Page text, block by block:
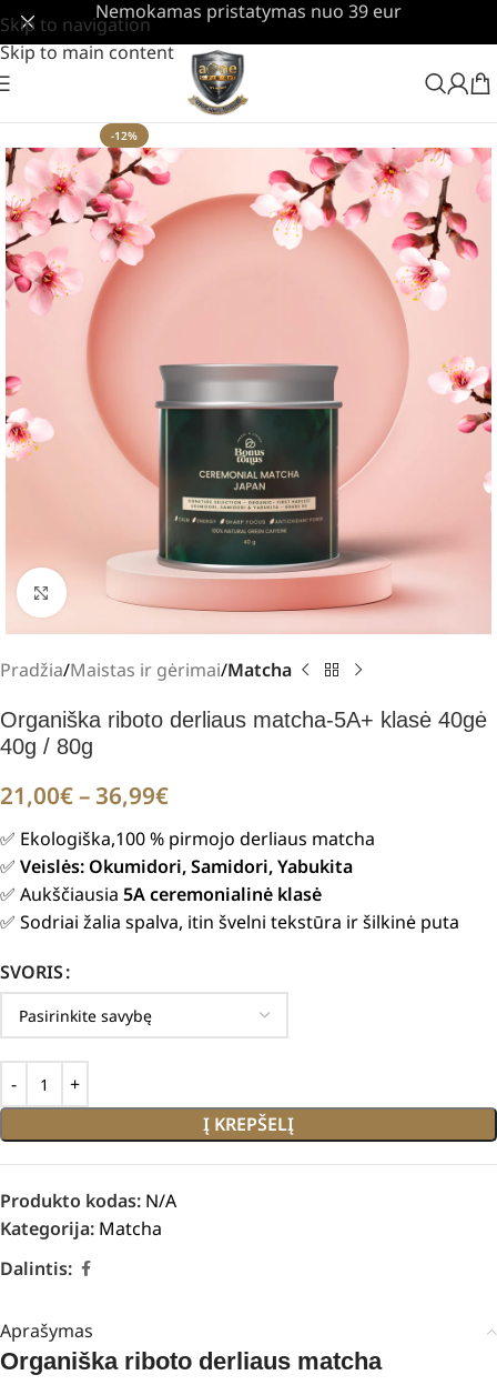
Skip to navigation
Skip to main content
Nemokamas pristatymas nuo 39 eur
-12%
Padidinti
Pradžia Maistas ir gėrimai Matcha
Organiška riboto derliaus matcha-5A+ klasė 40gė
40g / 80g
21,00€–36,99€
✅ Ekologiška,100 % pirmojo derliaus matcha
✅ Veislės: Okumidori, Samidori, Yabukita
✅ Aukščiausia 5A ceremonialinė klasė
✅ Sodriai žalia spalva, itin švelni tekstūra ir šilkinė puta
SVORIS
Į KREPŠELĮ
Produkto kodas: N/A
Kategorija: Matcha
Dalintis:
Aprašymas
Organiška riboto derliaus matcha